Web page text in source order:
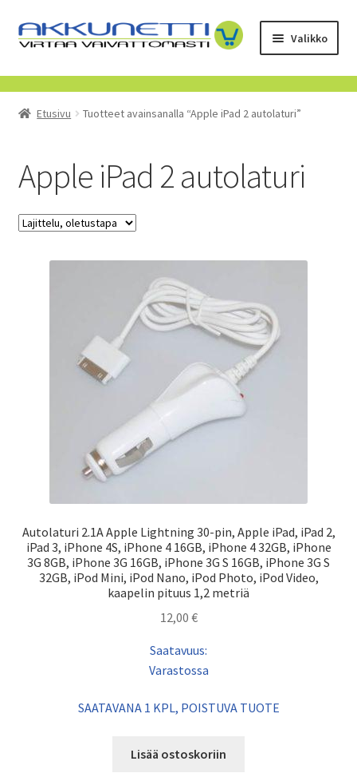
Siirry
navigointiin
Siirry
sisältöön
Valikko
Kauppa
Tietoa meistä
Etusivu Tuotteet avainsanalla “Apple iPad 2 autolaturi”
Apple iPad 2 autolaturi
Autolaturi 2.1A Apple Lightning 30-pin, Apple iPad, iPad 2,
iPad 3, iPhone 4S, iPhone 4 16GB, iPhone 4 32GB, iPhone
3G 8GB, iPhone 3G 16GB, iPhone 3G S 16GB, iPhone 3G S
32GB, iPod Mini, iPod Nano, iPod Photo, iPod Video,
kaapelin pituus 1,2 metriä
12,00 €
Saatavuus:
Varastossa
SAATAVANA 1 KPL, POISTUVA TUOTE
Lisää ostoskoriin